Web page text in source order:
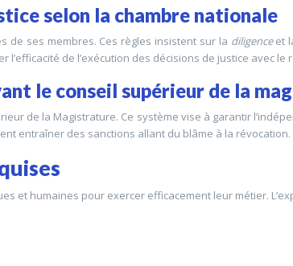
selon la chambre nationale
de ses membres. Ces règles insistent sur la diligenceet
de l’exécution des décisions de justice avec
le conseil supérieur de la
de la Magistrature. Ce système vise à garantir
entraîner des sanctions allant du blâme à la révocation.
et humaines pour exercer efficacement leur métier.